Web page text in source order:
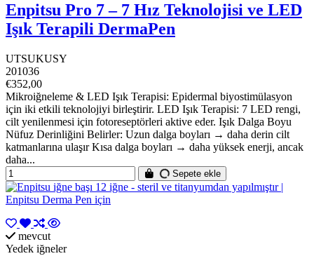
Enpitsu Pro 7 – 7 Hız Teknolojisi ve LED
Işık Terapili DermaPen
UTSUKUSY
201036
€352,00
Mikroiğneleme & LED Işık Terapisi: Epidermal biyostimülasyon
için iki etkili teknolojiyi birleştirir. LED Işık Terapisi: 7 LED rengi,
cilt yenilenmesi için fotoreseptörleri aktive eder. Işık Dalga Boyu
Nüfuz Derinliğini Belirler: Uzun dalga boyları → daha derin cilt
katmanlarına ulaşır Kısa dalga boyları → daha yüksek enerji, ancak
daha...
Sepete ekle
mevcut
Yedek iğneler